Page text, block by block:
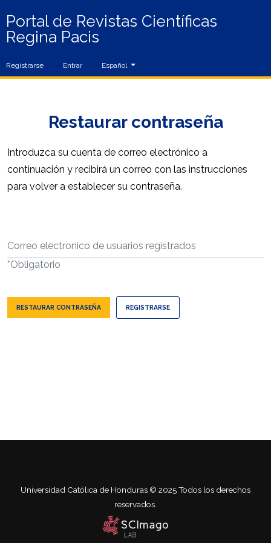
Portal de Revistas Científicas
Regina Pacis
Registrarse Entrar Cambiar el idioma. El idioma actual es:
Español
Restaurar contraseña
Introduzca su cuenta de correo electrónico a
continuación y recibirá un correo con las instrucciones
para volver a establecer su contraseña.
Correo electronico de usuarios registrados
*Obligatorio
RESTAURAR CONTRASEÑA REGISTRARSE
Universidad Católica de Honduras © 2025 Todos los derechos
reservados.